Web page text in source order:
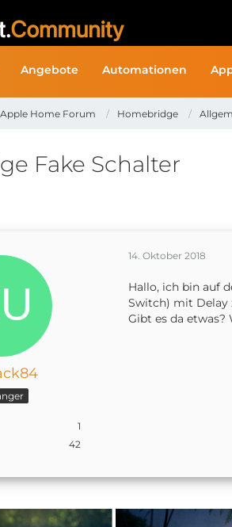
Angebote Automationen
Home Forum Homebridge
Fake Schalter
1
42
14. Oktober 2018
Hallo, ich bin auf
Switch) mit Delay
Gibt es da